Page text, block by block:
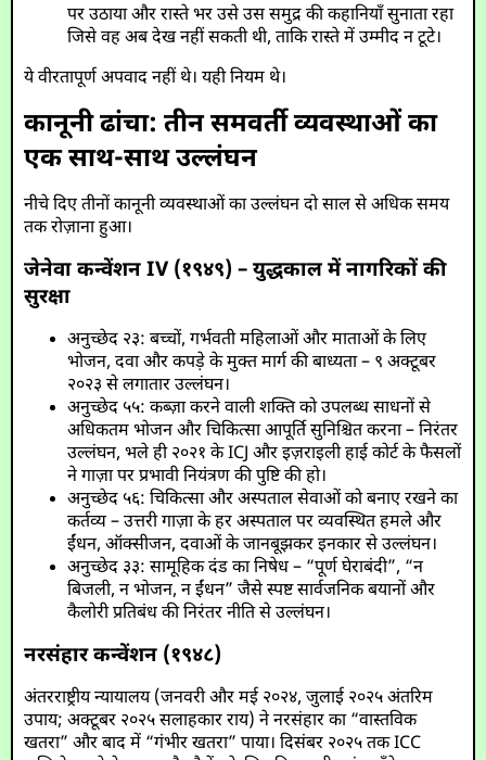
पर उठाया और रास्ते भर उसे उस समुद्र की कहानियाँ सुनाता रहा
जिसे वह अब देख नहीं सकती थी, ताकि रास्ते में उम्मीद न टूटे।
ये वीरतापूर्ण अपवाद नहीं थे। यही नियम थे।
कानूनी ढांचा: तीन समवर्ती व्यवस्थाओं का
एक साथ-साथ उल्लंघन
नीचे दिए तीनों कानूनी व्यवस्थाओं का उल्लंघन दो साल से अधिक समय
तक रोज़ाना हुआ।
जेनेवा कन्वेंशन IV (१९४९) – युद्धकाल में नागरिकों की
सुरक्षा
अनुच्छेद २३: बच्चों, गर्भवती महिलाओं और माताओं के लिए
भोजन, दवा और कपड़े के मुक्त मार्ग की बाध्यता – ९ अक्टूबर
२०२३ से लगातार उल्लंघन।
अनुच्छेद ५५: कब्ज़ा करने वाली शक्ति को उपलब्ध साधनों से
अधिकतम भोजन और चिकित्सा आपूर्ति सुनिश्चित करना – निरंतर
उल्लंघन, भले ही २०२१ के ICJ और इज़राइली हाई कोर्ट के फैसलों
ने गाज़ा पर प्रभावी नियंत्रण की पुष्टि की हो।
अनुच्छेद ५६: चिकित्सा और अस्पताल सेवाओं को बनाए रखने का
कर्तव्य – उत्तरी गाज़ा के हर अस्पताल पर व्यवस्थित हमले और
ईंधन, ऑक्सीजन, दवाओं के जानबूझकर इनकार से उल्लंघन।
अनुच्छेद ३३: सामूहिक दंड का निषेध – “पूर्ण घेराबंदी”, “न
बिजली, न भोजन, न ईंधन” जैसे स्पष्ट सार्वजनिक बयानों और
कैलोरी प्रतिबंध की निरंतर नीति से उल्लंघन।
नरसंहार कन्वेंशन (१९४८)
अंतरराष्ट्रीय न्यायालय (जनवरी और मई २०२४, जुलाई २०२५ अंतरिम
उपाय; अक्टूबर २०२५ सलाहकार राय) ने नरसंहार का “वास्तविक
खतरा” और बाद में “गंभीर खतरा” पाया। दिसंबर २०२५ तक ICC